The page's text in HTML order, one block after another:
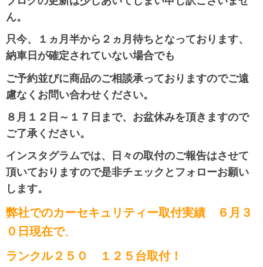
ん。
只今、１ヵ月半から２ヵ月待ちとなっております、
納車日が確定されていない場合でも
ご予約並びに商品のご相談承っておりますのでご遠
慮なくお問い合わせください。
８月１２日～１７日まで、お盆休みを頂きますので
ご了承ください。
インスタグラムでは、日々の取付のご報告はさせて
頂いておりますので是非チェックとフォローお願い
します。
弊社でのカーセキュリティー取付実績 ６月３
０日現在で、
ランクル２５０ １２５ 台取付！